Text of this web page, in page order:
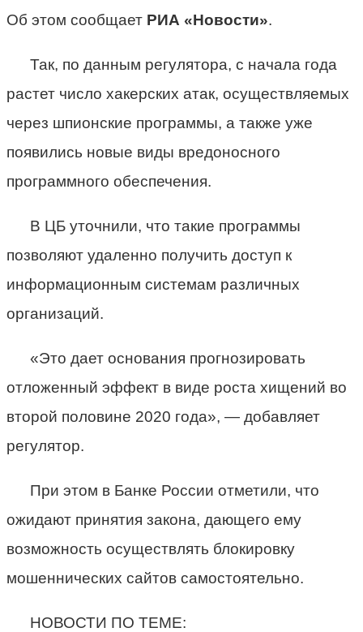
Об этом сообщает РИА «Новости».
Так, по данным регулятора, с начала года
растет число хакерских атак, осуществляемых
через шпионские программы, а также уже
появились новые виды вредоносного
программного обеспечения.
В ЦБ уточнили, что такие программы
позволяют удаленно получить доступ к
информационным системам различных
организаций.
«Это дает основания прогнозировать
отложенный эффект в виде роста хищений во
второй половине 2020 года», — добавляет
регулятор.
При этом в Банке России отметили, что
ожидают принятия закона, дающего ему
возможность осуществлять блокировку
мошеннических сайтов самостоятельно.
НОВОСТИ ПО ТЕМЕ: